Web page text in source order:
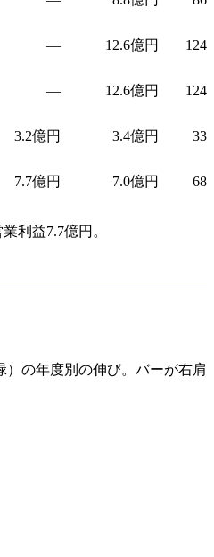
— 12.6億円
— 12.6億円
3.2億円 3.4億円
7.7億円 7.0億円
業利益7.7億円。
の年度別の伸び。バーが右肩